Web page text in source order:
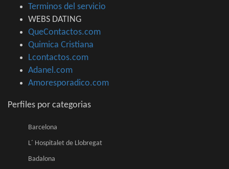
Terminos del servicio
WEBS DATING
QueContactos.com
Quimica Cristiana
Lcontactos.com
Adanel.com
Amoresporadico.com
Perfiles por categorias
Barcelona
L´ Hospitalet de Llobregat
Badalona